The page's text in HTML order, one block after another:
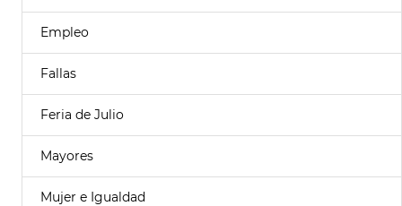
Empleo
Fallas
Feria de Julio
Mayores
Mujer e Igualdad